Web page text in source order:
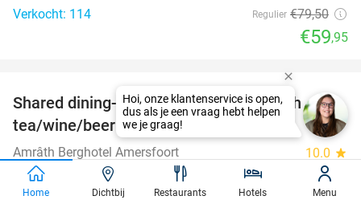
Verkocht: 114
Regulier €79,50
€59,95
34%
Shared dining-diner, ontbijtbuffet of high
tea/wine/beer in Amersfoort
Amrâth Berghotel Amersfoort 10.0 star
Amersfoort
Verkocht: 107
Regulier ,50
Home Dichtbij Restaurants Hotels Menu
Hoi, onze klantenservice is open,
dus als je een vraag hebt helpen
we je graag!